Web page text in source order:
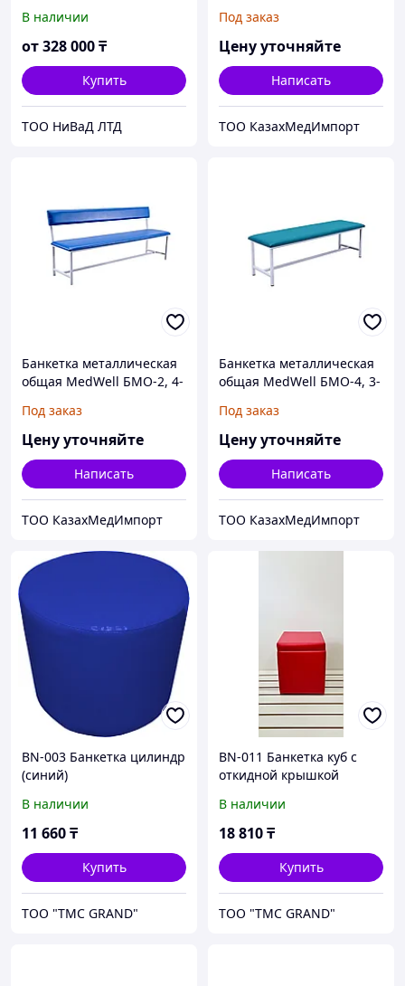
В наличии
от328 000₸
Купить
ТОО НиВаД ЛТД
Под заказ
Цену уточняйте
Написать
ТОО КазахМедИмпорт
Банкетка металлическая
общая MedWell БМО-2, 4-
Под заказ
Цену уточняйте
Написать
ТОО КазахМедИмпорт
Банкетка металлическая
общая MedWell БМО-4, 3-
Под заказ
Цену уточняйте
Написать
ТОО КазахМедИмпорт
BN-003 Банкетка цилиндр
(синий)
В наличии
11 660₸
Купить
ТOO "TMC GRAND"
BN-011 Банкетка куб с
откидной крышкой
В наличии
18 810₸
Купить
ТOO "TMC GRAND"